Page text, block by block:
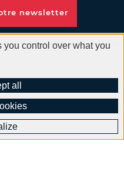
control over what you
all
newsletter
de votre ville sur les réseaux